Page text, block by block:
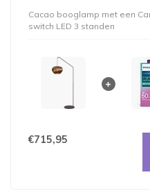
Cacao booglamp met een
switch LED 3 standen
€715,95